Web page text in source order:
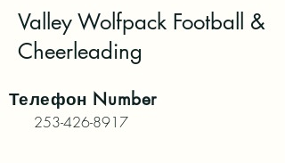
Valley Wolfpack Football &
Cheerleading
Телефон Number
253-426-8917